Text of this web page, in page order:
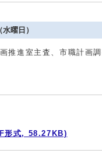
曜日）
推進室主査、市職計画
形式, 58.27KB)